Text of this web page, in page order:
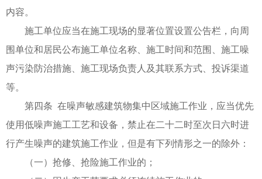
内容。
施工单位应当在施工现场的显著位置设置公告栏，向周
围单位和居民公布施工单位名称、施工时间和范围、施工噪
声污染防治措施、施工现场负责人及其联系方式、投诉渠道
等。
第四条 在噪声敏感建筑物集中区域施工作业，应当优先
使用低噪声施工工艺和设备，禁止在二十二时至次日六时进
行产生噪声的建筑施工作业，但是有下列情形之一的除外：
（一）抢修、抢险施工作业的；